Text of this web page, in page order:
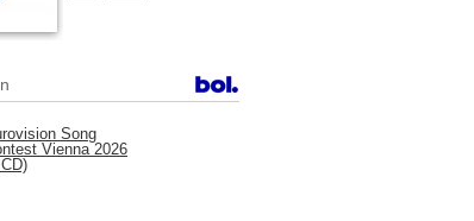
Song
Vienna 2026